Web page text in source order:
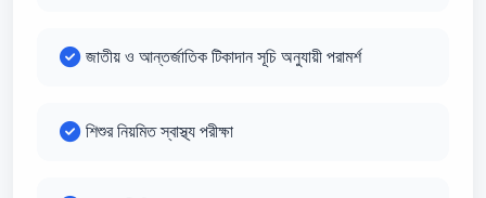
জাতীয় ও আন্তর্জাতিক টিকাদান সূচি অনুযায়ী পরামর্শ
শিশুর নিয়মিত স্বাস্থ্য পরীক্ষা